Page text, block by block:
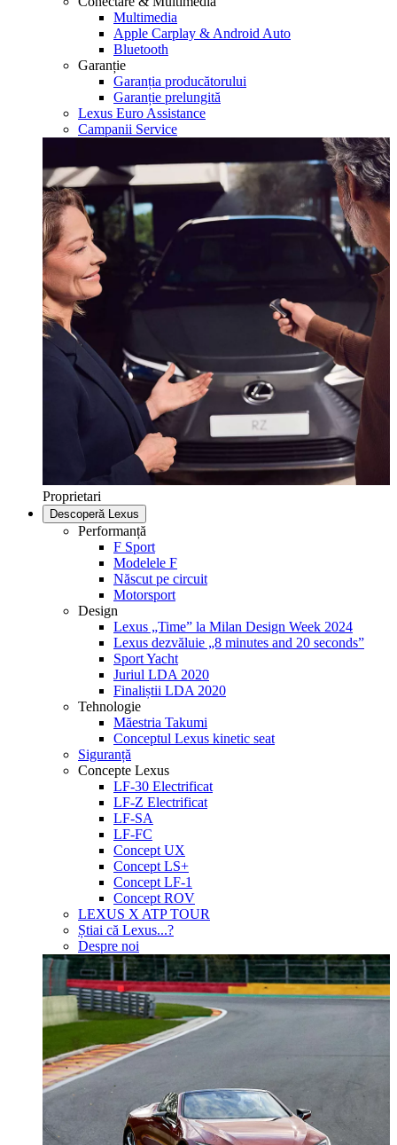
Multimedia
Apple Carplay & Android Auto
Bluetooth
Garanție
Garanția producătorului
Garanție prelungită
Lexus Euro Assistance
Campanii Service
Proprietari
Descoperă Lexus
Performanță
F Sport
Modelele F
Născut pe circuit
Motorsport
Design
Lexus „Time” la Milan Design Week 2024
Lexus dezvăluie „8 minutes and 20 seconds”
Sport Yacht
Juriul LDA 2020
Finaliștii LDA 2020
Tehnologie
Măestria Takumi
Conceptul Lexus kinetic seat
Siguranță
Concepte Lexus
LF-30 Electrificat
LF-Z Electrificat
LF-SA
LF-FC
Concept UX
Concept LS+
Concept LF-1
Concept ROV
LEXUS X ATP TOUR
Știai că Lexus...?
Despre noi